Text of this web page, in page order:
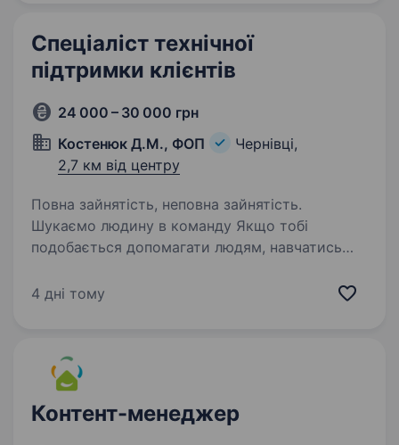
Спеціаліст технічної
підтримки клієнтів
24 000 – 30 000 грн
Костенюк Д.М., ФОП
Чернівці,
2,7 км від центру
Повна зайнятість, неповна зайнятість.
Шукаємо людину в команду Якщо тобі
подобається допомагати людям, навчатись
— тобі до нас. Ми — IT-компанія, яка працює з
4 дні тому
Контент-менеджер